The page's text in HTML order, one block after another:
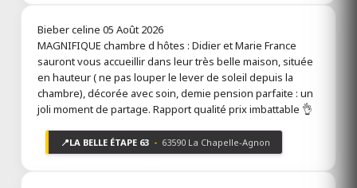
Puy-de-Dôme
Bistrot moto Le Daf
1 avis Toutes les infos
CAMPING LA MARMOTTE SITES ET
PAYSAGES
Ouvert
La Bourboule 63150
Bieber celine 05 Août 2026
MAGNIFIQUE chambre d hôtes : Didier et Marie France
sauront vous accueillir dans leur très belle maison, située
en hauteur ( ne pas louper le lever de soleil depuis la
chambre), décorée avec soin, demie pension parfaite : un
joli moment de partage. Rapport qualité prix imbattable 👌
📍LA BELLE ÉTAPE 63 - 63590 La Chapelle-Agnon